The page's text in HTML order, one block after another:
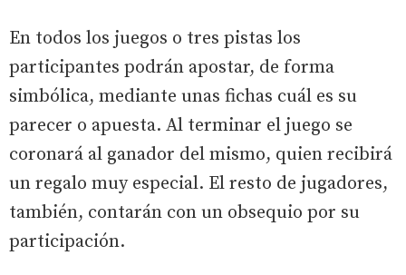
En todos los juegos o tres pistas los
participantes podrán apostar, de forma
simbólica, mediante unas fichas cuál es su
parecer o apuesta. Al terminar el juego se
coronará al ganador del mismo, quien recibirá
un regalo muy especial. El resto de jugadores,
también, contarán con un obsequio por su
participación.